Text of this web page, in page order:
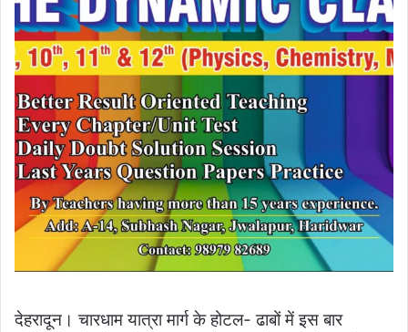
देहरादून। चारधाम यात्रा मार्ग के होटल- ढाबों में इस बार